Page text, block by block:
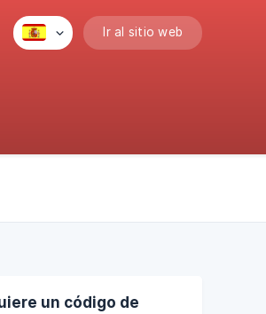
Ir al sitio web
un código de